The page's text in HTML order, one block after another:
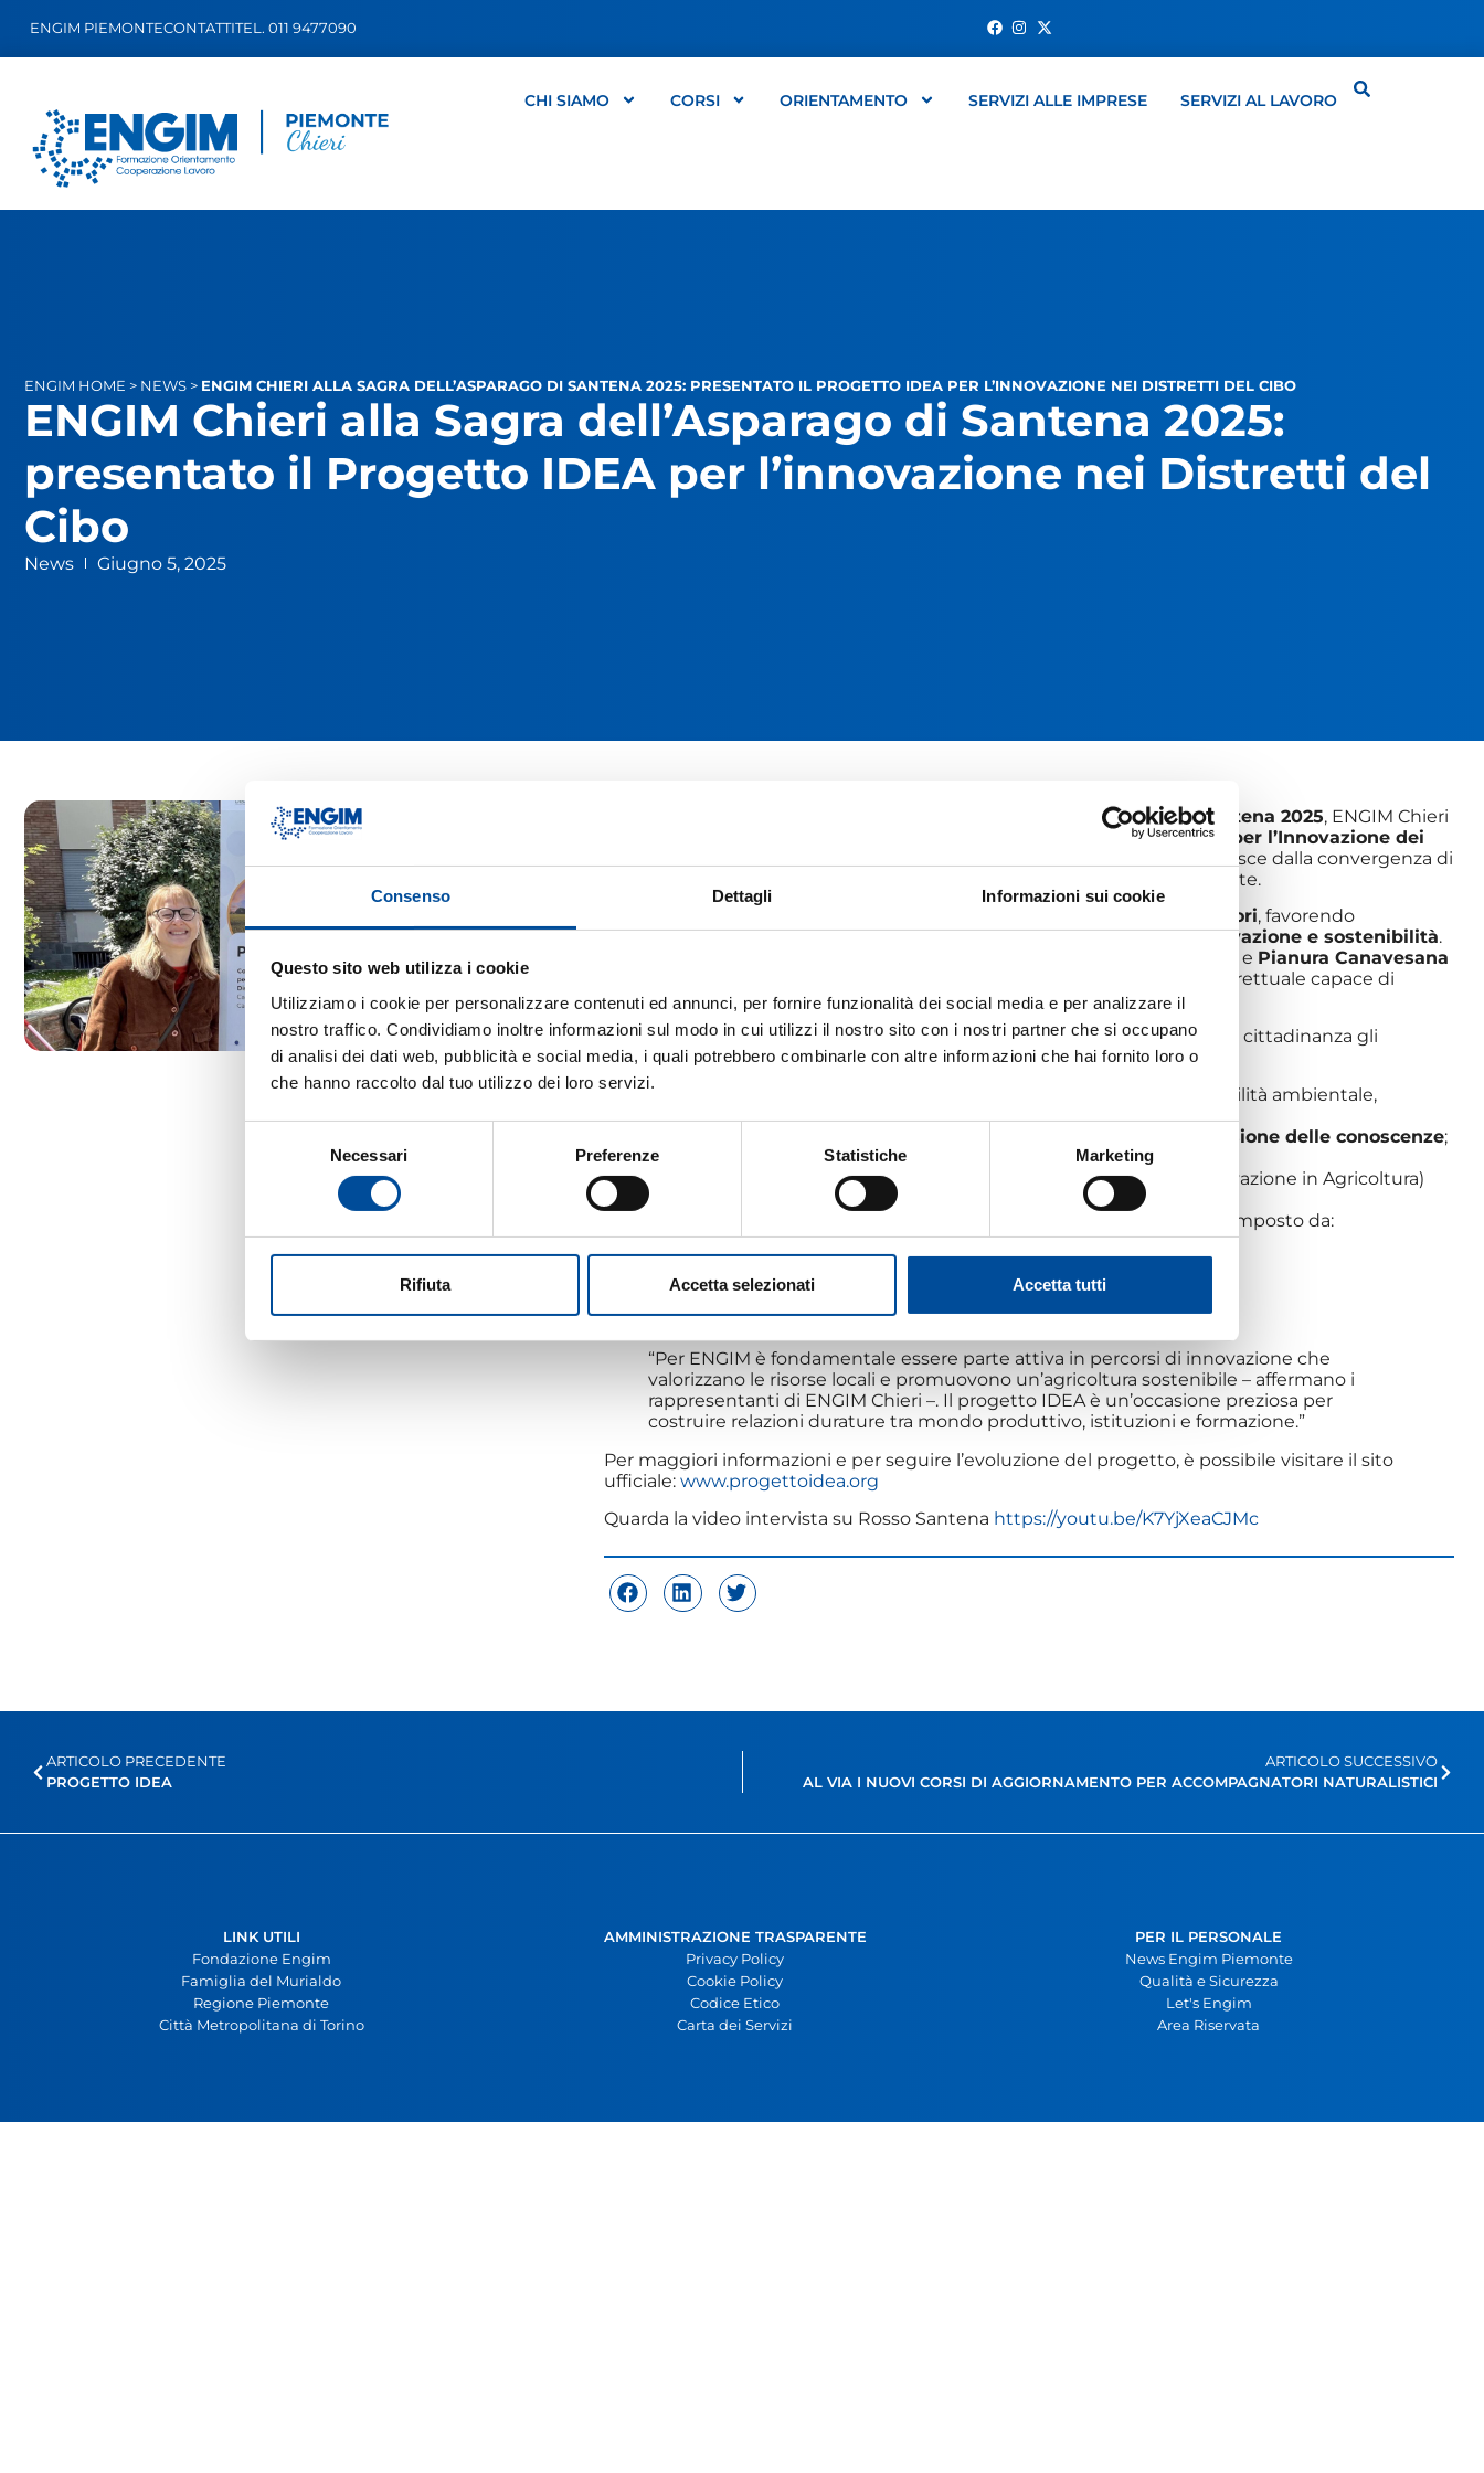
Consenso Dettagli Informazioni sui cookie
Questo sito web utilizza i cookie
Utilizziamo i cookie per personalizzare contenuti ed annunci, per fornire funzionalità dei social media e per analizzare il
nostro traffico. Condividiamo inoltre informazioni sul modo in cui utilizzi il nostro sito con i nostri partner che si occupano
di analisi dei dati web, pubblicità e social media, i quali potrebbero combinarle con altre informazioni che hai fornito loro o
che hanno raccolto dal tuo utilizzo dei loro servizi.
Necessari Preferenze Statistiche Marketing
Rifiuta Accetta selezionati Accetta tutti
ENGIM PIEMONTECONTATTITEL. 011 9477090
CHI SIAMO CORSI ORIENTAMENTO SERVIZI ALLE IMPRESE SERVIZI AL LAVORO
ENGIM HOME > NEWS > ENGIM CHIERI ALLA SAGRA DELL’ASPARAGO DI SANTENA 2025: PRESENTATO IL PROGETTO IDEA PER L’INNOVAZIONE NEI DISTRETTI DEL CIBO
ENGIM Chieri alla Sagra dell’Asparago di Santena 2025:
presentato il Progetto IDEA per l’innovazione nei Distretti del
Cibo
News Giugno 5, 2025
Sagra dell’Asparago di Santena 2025, ENGIM Chieri
Progetto IDEA – Azioni per l’Innovazione dei
, un’iniziativa che nasce dalla convergenza di
diversi progetti di sviluppo territoriale avviati negli ultimi anni in Piemonte.
mettere in rete aziende, istituzioni e territori, favorendo
connessioni virtuose tra realtà locali e avviando percorsi diricerca, innovazione e sostenibilità.
e Pianura Canavesana
– e si propone come un’azione coordinata e sovradistrettuale capace di
generare valore condiviso.
Durante la Sagra, ENGIM Chieri, insieme agli altri partner, ha illustrato alla cittadinanza gli
obiettivi del progetto, che comprendono:
lo sviluppo di
e nuovi approcci in tema di sostenibilità ambientale,
formazione, informazione e diffusione delle conoscenze;
la
condivisione delle innovazioni
tra i portatori di interesse locali;
il rafforzamento della rete dell’
(Sistema di Conoscenza e Innovazione in Agricoltura)
attraverso strumenti digitali, workshop ed eventi.
Il progetto è portato avanti da un partenariato altamente qualificato, composto da:
DISAFA – Università degli Studi di Torino
SEAcoop STP
Fondazione ENGIM ETS
“Per ENGIM è fondamentale essere parte attiva in percorsi di innovazione che
valorizzano le risorse locali e promuovono un’agricoltura sostenibile – affermano i
rappresentanti di ENGIM Chieri –. Il progetto IDEA è un’occasione preziosa per
costruire relazioni durature tra mondo produttivo, istituzioni e formazione.”
Per maggiori informazioni e per seguire l’evoluzione del progetto, è possibile visitare il sito
ufficiale: www.progettoidea.org
Quarda la video intervista su Rosso Santena https://youtu.be/K7YjXeaCJMc
ARTICOLO PRECEDENTE
PROGETTO IDEA
ARTICOLO SUCCESSIVO
AL VIA I NUOVI CORSI DI AGGIORNAMENTO PER ACCOMPAGNATORI NATURALISTICI
LINK UTILI
Fondazione Engim
Famiglia del Murialdo
Regione Piemonte
Città Metropolitana di Torino
AMMINISTRAZIONE TRASPARENTE
Privacy Policy
Cookie Policy
Codice Etico
Carta dei Servizi
PER IL PERSONALE
News Engim Piemonte
Qualità e Sicurezza
Let's Engim
Area Riservata